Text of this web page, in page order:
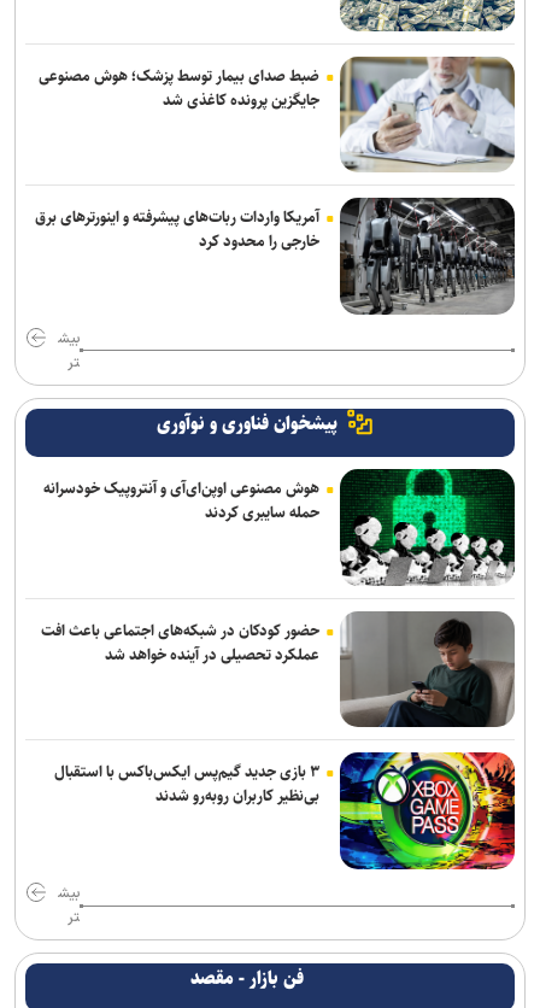
ضبط صدای بیمار توسط پزشک؛ هوش مصنوعی
جایگزین پرونده کاغذی شد
آمریکا واردات ربات‌های پیشرفته و اینورترهای برق
خارجی را محدود کرد
بیش
تر
پیشخوان فناوری و نوآوری
هوش مصنوعی اوپن‌ای‌آی و آنتروپیک خودسرانه
حمله سایبری کردند
حضور کودکان در شبکه‌های اجتماعی باعث افت
عملکرد تحصیلی در آینده خواهد شد
۳ بازی جدید گیم‌پس ایکس‌باکس با استقبال
بی‌نظیر کاربران روبه‌رو شدند
بیش
تر
فن بازار - مقصد